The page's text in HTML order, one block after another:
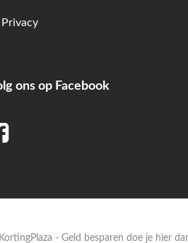
Privacy
ons op Facebook
- Geld besparen doe je hier